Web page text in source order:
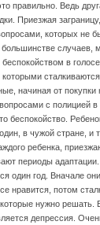
правильно. Ведь
Приезжая
которых не
случаев,
беспокойством в
начиная от покупки
с полицией
беспокойство.
в чужой стране, и
ребенка,
периоды
один год. Вначале
нравится, потом
нужно решать.
депрессия.